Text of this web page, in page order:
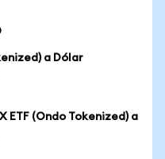
a Dólar
ETF (Ondo Tokenized) a